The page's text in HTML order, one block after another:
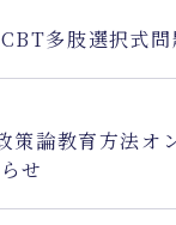
多肢選択式
策論教育方法オ
せ